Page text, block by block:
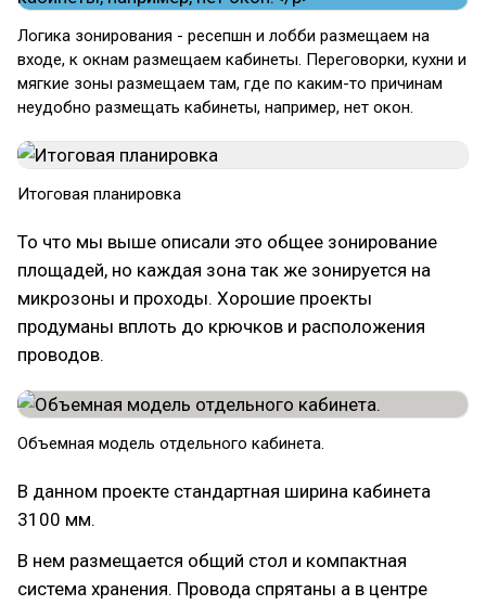
Логика зонирования - ресепшн и лобби размещаем на
входе, к окнам размещаем кабинеты. Переговорки, кухни и
мягкие зоны размещаем там, где по каким-то причинам
неудобно размещать кабинеты, например, нет окон.
Итоговая планировка
То что мы выше описали это общее зонирование
площадей, но каждая зона так же зонируется на
микрозоны и проходы. Хорошие проекты
продуманы вплоть до крючков и расположения
проводов.
Объемная модель отдельного кабинета.
В данном проекте стандартная ширина кабинета
3100 мм.
В нем размещается общий стол и компактная
система хранения. Провода спрятаны а в центре